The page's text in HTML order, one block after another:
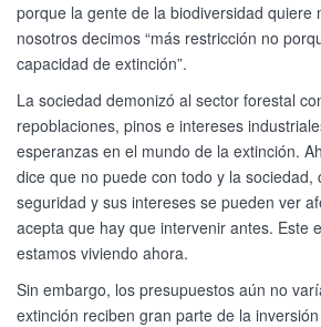
porque la gente de la biodiversidad quiere
nosotros decimos “más restricción no
capacidad de extinción”.
La sociedad demonizó al sector forestal
repoblaciones, pinos e intereses
esperanzas en el mundo de la extinción.
dice que no puede con todo y la sociedad,
seguridad y sus intereses se pueden ver
acepta que hay que intervenir antes. Este
estamos viviendo ahora.
Sin embargo, los presupuestos aún no
extinción reciben gran parte de la